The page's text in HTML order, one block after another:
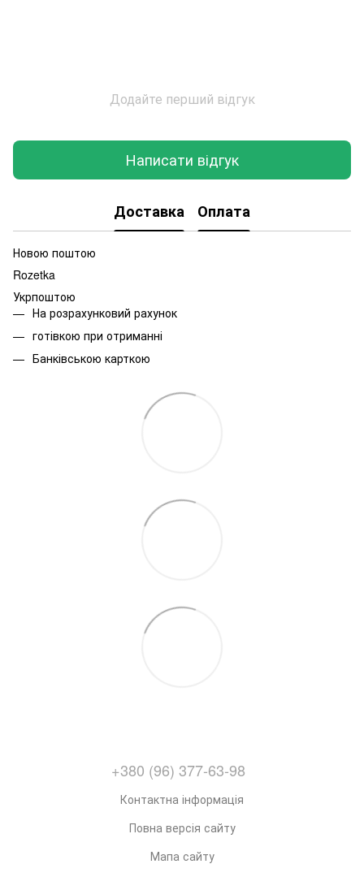
Додайте перший відгук
Написати відгук
Доставка Оплата
Новою поштою
Rozetka
Укрпоштою
На розрахунковий рахунок
готівкою при отриманні
Банківською карткою
+380 (96) 377-63-98
Контактна інформація
Повна версія сайту
Мапа сайту